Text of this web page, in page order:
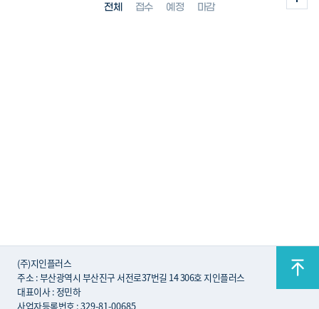
전체 접수 예정 마감
(주)지인플러스
주소 : 부산광역시 부산진구 서전로37번길 14 306호 지인플러스
대표이사 : 정민하
사업자등록번호 :329-81-00685